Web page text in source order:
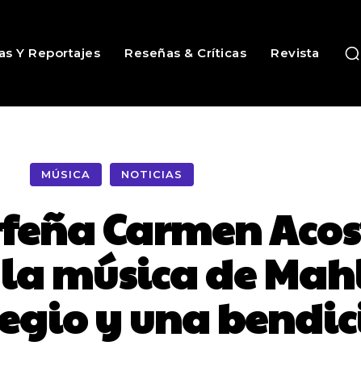
Y Reportajes Reseñas & Críticas Revista
MÚSICA NOTICIAS
Carmen
música de
y una